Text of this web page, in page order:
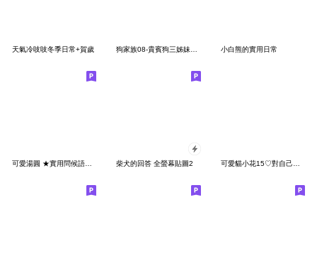
天氣冷吱吱冬季日常+賀歲 小白熊的實用日常
可愛湯圓 ★實用問候語貼★ 柴犬的回答 全螢幕貼圖2 可愛貓小花15♡對自己好一點